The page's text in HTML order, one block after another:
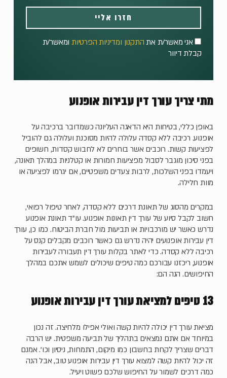
אני מאשר/ת את התקנון ומדיניות הפרטיות ומאשר/ת
קבלת דיוור
חזרו אליי
מתי צריך עורך דין עבירות אופנוע
באופן כללי, בטיחות היא הדאגה העליונה כשמדובר ברכיבה על
אופנוע. רכיבה ללא קסדה עלולה להיות מסוכנת ועלולה גם להוביל
לפציעות קשות. רוכבים אשר בוחרים לא לחבוש קסדות, חשופים
בפני סיכון מוגבר לסבול מפציעות חמורות או קטלניות במהלך תאונה,
ויעמדו בפני השלכות, לרבות צעדים משפטיים, אם יגרמו לפציעה או
מוות חלילה.
במקרים מהסוג של תאונת דרכים ללא קסדה, לאחר טיפול רפואי,
חשוב לקבל סיוע של עורך דין תאונות אופנוע. עו"ד תאונת אופנוע
נדרש כאשר יש מורכבויות או תביעות מול חברת הביטוח. כמו כן, עורך
דין עבירות אופנועים יהיה נדרש גם כאשר רוכבים מקבלים קנס על
רכיבה ללא קסדה. כדי לאתר בקלות עורך דין תעבורה לעבירות
אופנוע, ריכזנו עבורכם כמה טיפים שיכולים לשמש אתכם במהלך
החיפושים. הנה הם:
13 טיפים למציאת עורך דין עבירות אופנוע
מציאת עורך דין יכולה להיות קשה ואולי אפילו מלחיצה. זה נכון
במיוחד אם אתם נמצאים בתהליך של תביעה משפטית. יש הרבה
דברים שצריך לקחת בחשבון כמו מיקום, התמחות, ניסיון וכו'. אמנם
זה יכול להיות קשה למצוא עורך דין עבירות אופנוע טוב, אבל הנה
כמה דרכים לשמור על החיפוש שלכם פשוט ויעיל.